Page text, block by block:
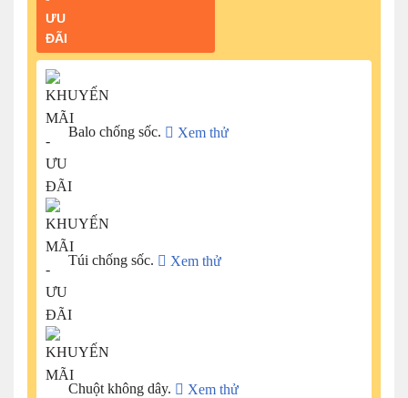
Balo chống sốc. Xem thử
Túi chống sốc. Xem thử
Chuột không dây. Xem thử